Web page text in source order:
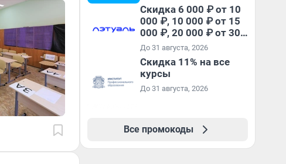
Скидка 6 000 ₽ от 10
000 ₽, 10 000 ₽ от 15
000 ₽, 20 000 ₽ от 30
000 ₽ и 35 000 ₽ от 50
000 ₽ на первый и все
повторные заказы по
промокоду НАБЕРИ
До 31 августа, 2026
Скидка 11% на все
курсы
До 31 августа, 2026
Все промокоды